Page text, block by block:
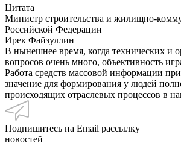
Цитата
Министр строительства и жилищно-
Российской Федерации
Ирек Файзуллин
В нынешнее время, когда технических и
вопросов очень много, объективность
Работа средств массовой информации
значение для формирования у людей
происходящих отраслевых процессов в
Подпишитесь на Email рассылку
новостей